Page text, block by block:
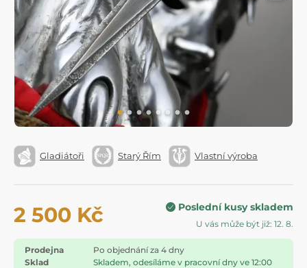
Gladiátoři Starý Řím Vlastní výroba
2 500 Kč Poslední kusy skladem
U vás může být již: 12. 8.
Prodejna
Po objednání za 4 dny
Sklad
Skladem, odesíláme v pracovní dny ve 12:00